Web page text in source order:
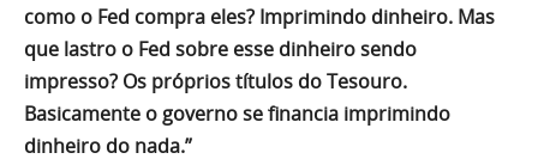
como o Fed compra eles? Imprimindo dinheiro. Mas
que lastro o Fed sobre esse dinheiro sendo
impresso? Os próprios títulos do Tesouro.
Basicamente o governo se financia imprimindo
dinheiro do nada.”